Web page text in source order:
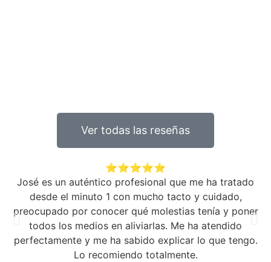
Ver todas las reseñas
⭐⭐⭐⭐⭐
José es un auténtico profesional que me ha tratado
desde el minuto 1 con mucho tacto y cuidado,
preocupado por conocer qué molestias tenía y poner
todos los medios en aliviarlas. Me ha atendido
perfectamente y me ha sabido explicar lo que tengo.
Lo recomiendo totalmente.